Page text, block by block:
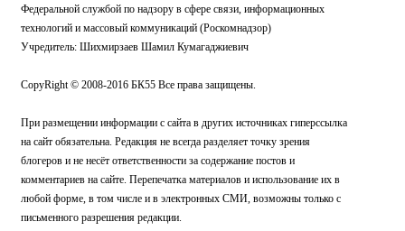
Федеральной службой по надзору в сфере связи, информационных
технологий и массовый коммуникаций (Роскомнадзор)
Учредитель: Шихмирзаев Шамил Кумагаджиевич
CopyRight © 2008-2016 БК55 Все права защищены.
При размещении информации с сайта в других источниках гиперссылка
на сайт обязательна. Редакция не всегда разделяет точку зрения
блогеров и не несёт ответственности за содержание постов и
комментариев на сайте. Перепечатка материалов и использование их в
любой форме, в том числе и в электронных СМИ, возможны только с
письменного разрешения редакции.